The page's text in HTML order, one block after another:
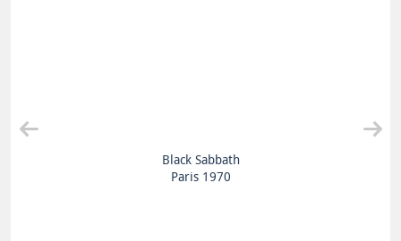
Black Sabbath
Paris 1970